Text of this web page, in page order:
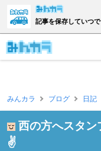
記事を保存していつで
みんカラ ブログ 日記
西の方へスタン
✌️